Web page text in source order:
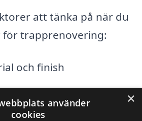
att tänka på när du
trapprenovering:
och finish
och hantverkarens ×
använder
cookies